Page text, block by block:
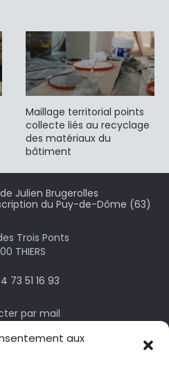
aux
Maillage territorial points
collecte liés au recyclage
des matériaux du
bâtiment
Julien Brugerolles
du Puy-de-Dôme (63)
Trois Ponts
THIERS
73 51 16 93
par mail
député